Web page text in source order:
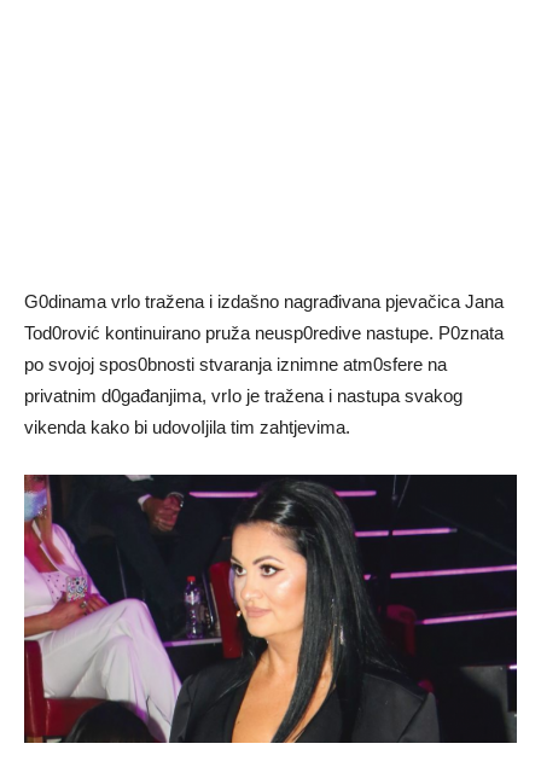
G0dinama vrlo tražena i izdašno nagrađivana pjevačica Jana
Tod0rović kontinuirano pruža neusp0redive nastupe. P0znata
po svojoj spos0bnosti stvaranja iznimne atm0sfere na
privatnim d0gađanjima, vrIo je tražena i nastupa svakog
vikenda kako bi udovoIjila tim zahtjevima.